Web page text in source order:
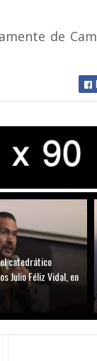
de
catedrático
Julio Féliz Vidal, en